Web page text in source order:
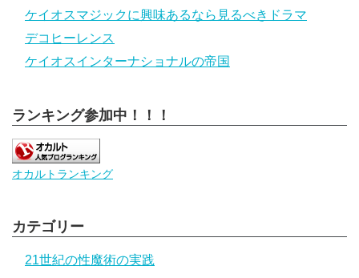
ケイオスマジックに興味あるなら見るべきドラマ
デコヒーレンス
ケイオスインターナショナルの帝国
ランキング参加中！！！
オカルトランキング
カテゴリー
21世紀の性魔術の実践